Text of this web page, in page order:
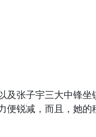
张子宇三大中锋
锐减，而且，她